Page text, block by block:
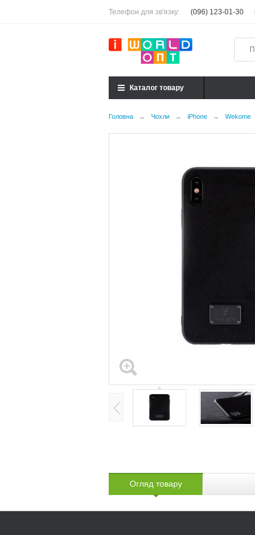
Каталог товару
Телефон для зв'язку: (096) 123-01-30
Головна → Чохли → iPhone → Wekome
Огляд товару